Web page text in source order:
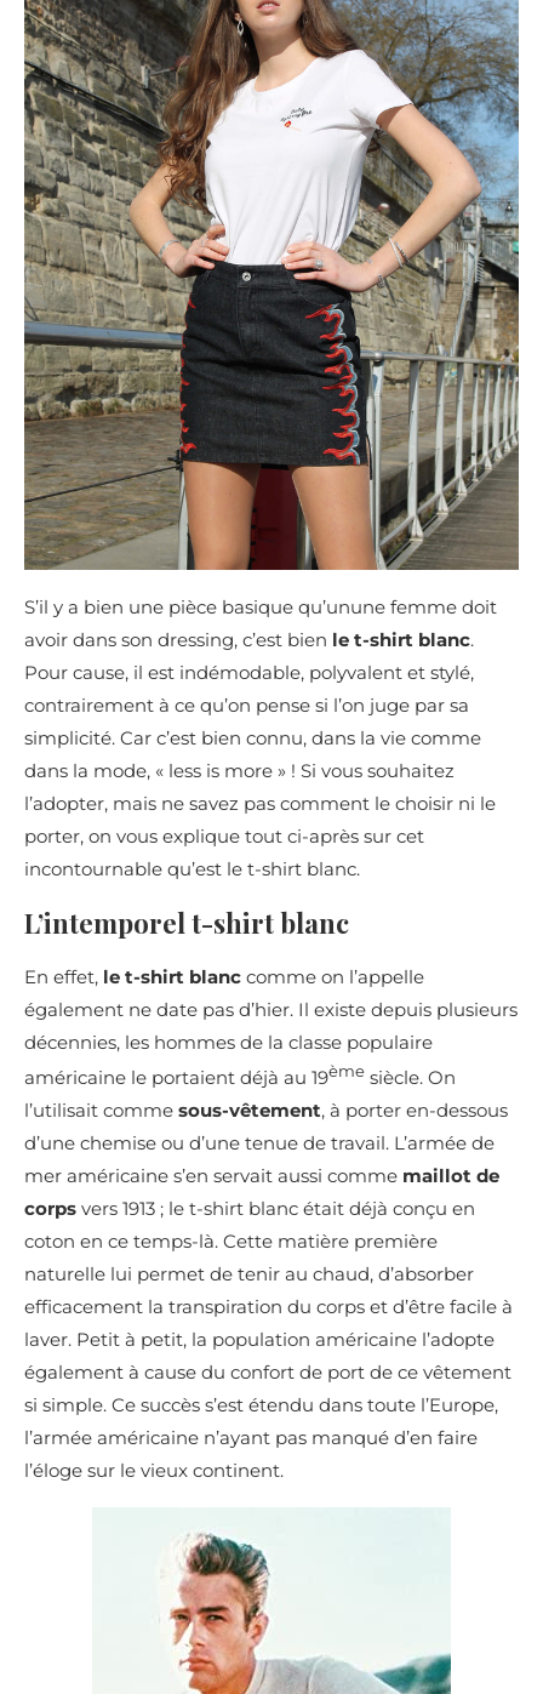
S’il y a bien une pièce basique qu’unune femme doit
avoir dans son dressing, c’est bien le t-shirt blanc.
Pour cause, il est indémodable, polyvalent et stylé,
contrairement à ce qu’on pense si l’on juge par sa
simplicité. Car c’est bien connu, dans la vie comme
dans la mode, « less is more » ! Si vous souhaitez
l’adopter, mais ne savez pas comment le choisir ni le
porter, on vous explique tout ci-après sur cet
incontournable qu’est le t-shirt blanc.
L’intemporel t-shirt blanc
En effet, le t-shirt blanc comme on l’appelle
également ne date pas d’hier. Il existe depuis plusieurs
décennies, les hommes de la classe populaire
américaine le portaient déjà au 19ème siècle. On
l’utilisait comme sous-vêtement, à porter en-dessous
d’une chemise ou d’une tenue de travail. L’armée de
mer américaine s’en servait aussi comme maillot de
corps vers 1913 ; le t-shirt blanc était déjà conçu en
coton en ce temps-là. Cette matière première
naturelle lui permet de tenir au chaud, d’absorber
efficacement la transpiration du corps et d’être facile à
laver. Petit à petit, la population américaine l’adopte
également à cause du confort de port de ce vêtement
si simple. Ce succès s’est étendu dans toute l’Europe,
l’armée américaine n’ayant pas manqué d’en faire
l’éloge sur le vieux continent.